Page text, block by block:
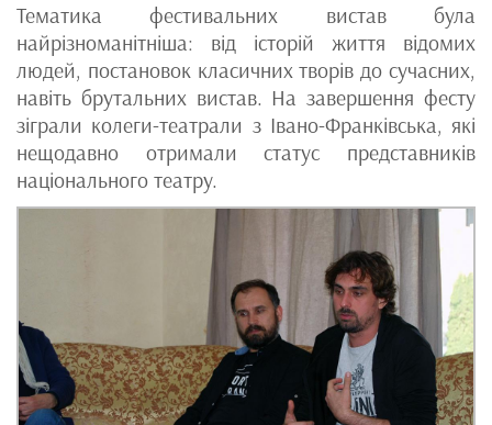
Тематика фестивальних вистав була
найрізноманітніша: від історій життя відомих
людей, постановок класичних творів до сучасних,
навіть брутальних вистав. На завершення фесту
зіграли колеги-театрали з Івано-Франківська, які
нещодавно отримали статус представників
національного театру.